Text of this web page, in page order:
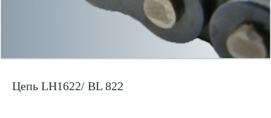
Цепь LH1622/ BL 822